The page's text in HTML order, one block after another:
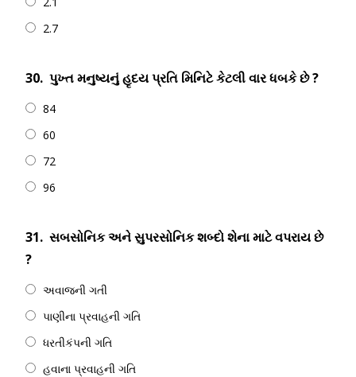
2.7
30. પુખ્ત મનુષ્યનું હૃદય પ્રતિ મિનિટે કેટલી વાર ધબકે છે ?
84
60
72
96
31. સબસોનિક અને સુપરસોનિક શબ્દો શેના માટે વપરાય છે
?
અવાજની ગતી
પાણીના પ્રવાહની ગતિ
ધરતીકંપની ગતિ
હવાના પ્રવાહની ગતિ